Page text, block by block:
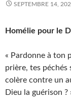
SEPTEMBRE 14,
Homélie pour le
« Pardonne à ton
prière, tes
colère contre un
Dieu la guérison